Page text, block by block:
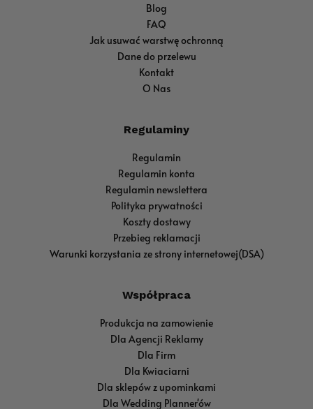
Blog
FAQ
Jak usuwać warstwę ochronną
Dane do przelewu
Kontakt
O Nas
Regulaminy
Regulamin
Regulamin konta
Regulamin newslettera
Polityka prywatności
Koszty dostawy
Przebieg reklamacji
Warunki korzystania ze strony internetowej(DSA)
Współpraca
Produkcja na zamowienie
Dla Agencji Reklamy
Dla Firm
Dla Kwiaciarni
Dla sklepów z upominkami
Dla Wedding Planner'ów